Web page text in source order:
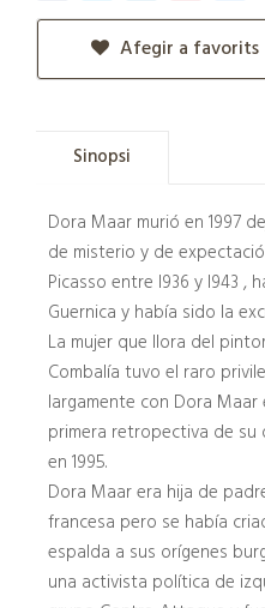
Afegir a favorits
Sinopsi
Dora Maar murió en 1997
de misterio y de
Picasso entre l936 y l943 ,
Guernica y había sido la
La mujer que llora del
Combalía tuvo el raro
largamente con Dora
primera retropectiva de
en 1995.
Dora Maar era hija de
francesa pero se había
espalda a sus orígenes
una activista política de